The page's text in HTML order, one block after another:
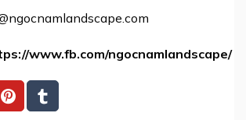
www.fb.com/ngocnamlandscape/